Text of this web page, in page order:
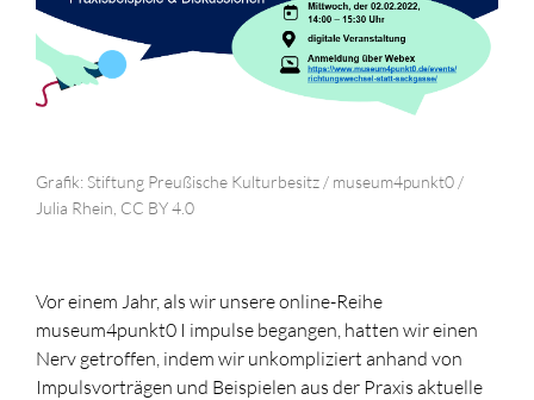
Grafik: Stiftung Preußische Kulturbesitz / museum4punkt0 /
Julia Rhein, CC BY 4.0
Vor einem Jahr, als wir unsere online-Reihe
museum4punkt0 I impulse begangen, hatten wir einen
Nerv getroffen, indem wir unkompliziert anhand von
Impulsvorträgen und Beispielen aus der Praxis aktuelle